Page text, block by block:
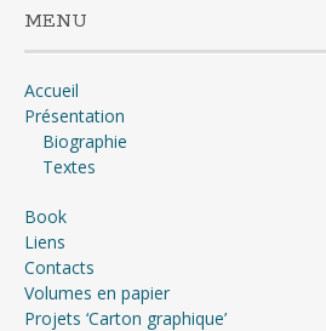
MENU
Accueil
Présentation
Biographie
Textes
Book
Liens
Contacts
Volumes en papier
Projets ‘Carton graphique’